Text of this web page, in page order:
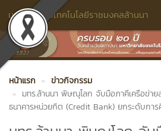
มหาวิทยาลัยเทคโนโลยีราชมงคลล้านนา
หน้าแรก
ข่าวกิจกรรม
มทร.ล้านนา พิษณุโลก จับมือภาคีเครือข่า
ธนาคารหน่วยกิต (Credit Bank) ยกระดับกา